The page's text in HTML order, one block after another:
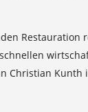
Christian